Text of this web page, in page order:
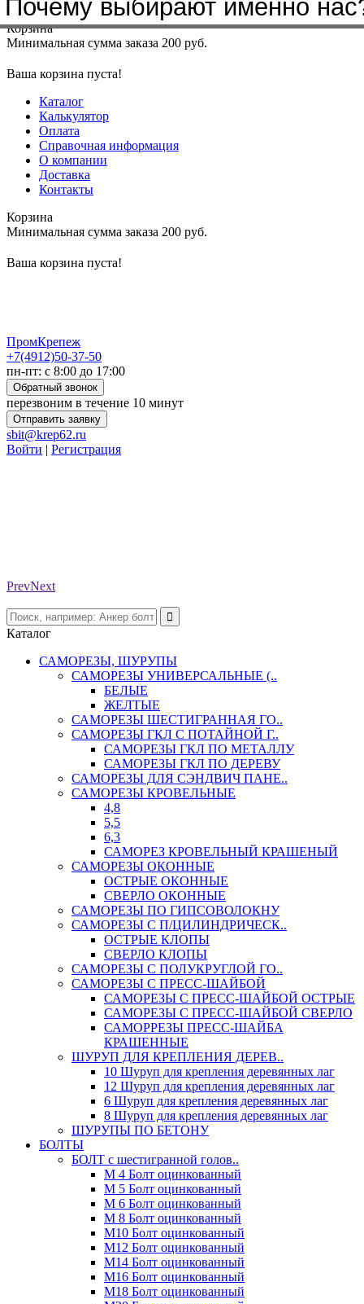
Меню+7(4912)50-37-50sbit@krep62.ru
Корзина
Минимальная сумма заказа 200 руб.
Ваша корзина пуста!
Каталог
Калькулятор
Оплата
Справочная информация
О компании
Доставка
Контакты
Корзина
Минимальная сумма заказа 200 руб.
Ваша корзина пуста!
ПромКрепеж
+7(4912)50-37-50
пн-пт: с 8:00 до 17:00
Обратный звонок
перезвоним в течение 10 минут
Отправить заявку
sbit@krep62.ru
Войти | Регистрация
PrevNext
Каталог
САМОРЕЗЫ, ШУРУПЫ
САМОРЕЗЫ УНИВЕРСАЛЬНЫЕ (..
БЕЛЫЕ
ЖЕЛТЫЕ
САМОРЕЗЫ ШЕСТИГРАННАЯ ГО..
САМОРЕЗЫ ГКЛ С ПОТАЙНОЙ Г..
САМОРЕЗЫ ГКЛ ПО МЕТАЛЛУ
САМОРЕЗЫ ГКЛ ПО ДЕРЕВУ
САМОРЕЗЫ ДЛЯ СЭНДВИЧ ПАНЕ..
САМОРЕЗЫ КРОВЕЛЬНЫЕ
4,8
5,5
6,3
САМОРЕЗ КРОВЕЛЬНЫЙ КРАШЕНЫЙ
САМОРЕЗЫ ОКОННЫЕ
ОСТРЫЕ ОКОННЫЕ
СВЕРЛО ОКОННЫЕ
САМОРЕЗЫ ПО ГИПСОВОЛОКНУ
САМОРЕЗЫ С П/ЦИЛИНДРИЧЕСК..
ОСТРЫЕ КЛОПЫ
СВЕРЛО КЛОПЫ
САМОРЕЗЫ С ПОЛУКРУГЛОЙ ГО..
САМОРЕЗЫ С ПРЕСС-ШАЙБОЙ
САМОРЕЗЫ С ПРЕСС-ШАЙБОЙ ОСТРЫЕ
САМОРЕЗЫ С ПРЕСС-ШАЙБОЙ СВЕРЛО
САМОРРЕЗЫ ПРЕСС-ШАЙБА
КРАШЕННЫЕ
ШУРУП ДЛЯ КРЕПЛЕНИЯ ДЕРЕВ..
10 Шуруп для крепления деревянных лаг
12 Шуруп для крепления деревянных лаг
6 Шуруп для крепления деревянных лаг
8 Шуруп для крепления деревянных лаг
ШУРУПЫ ПО БЕТОНУ
БОЛТЫ
БОЛТ с шестигранной голов..
М 4 Болт оцинкованный
М 5 Болт оцинкованный
М 6 Болт оцинкованный
М 8 Болт оцинкованный
М10 Болт оцинкованный
М12 Болт оцинкованный
М14 Болт оцинкованный
М16 Болт оцинкованный
М18 Болт оцинкованный
Почему выбирают именно